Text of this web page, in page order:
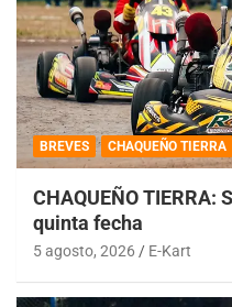
BREVES CHAQUEÑO TIERRA
CHAQUEÑO TIERRA:
quinta fecha
5 agosto, 2026 E-Kart